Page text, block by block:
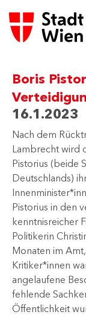
Boris
16.1.2023
Nach dem
Lambrecht wird
Pistorius (beide
Deutschlands)
Pistorius in den
kenntnisreicher
Politikerin
Monaten im
Kritiker*innen
angelaufene
fehlende
Öffentlichkeit